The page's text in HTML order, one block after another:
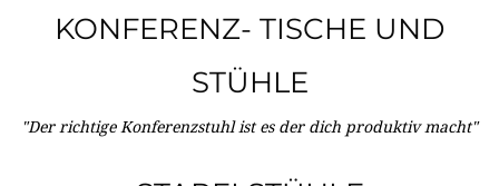
KONFERENZ- TISCHE UND
STÜHLE
"Der richtige Konferenzstuhl ist es der dich produktiv macht"